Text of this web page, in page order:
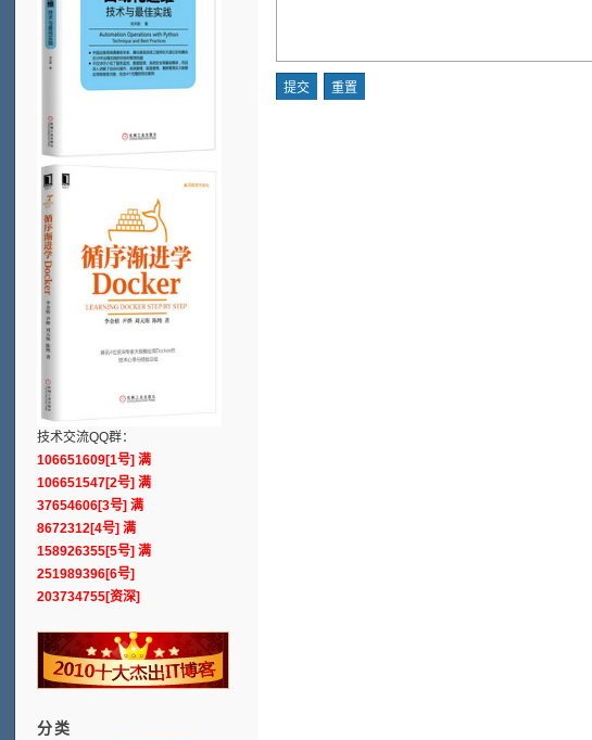
技术交流QQ群：
106651609[1号] 满
106651547[2号] 满
37654606[3号] 满
8672312[4号] 满
158926355[5号] 满
251989396[6号]
203734755[资深]
分类